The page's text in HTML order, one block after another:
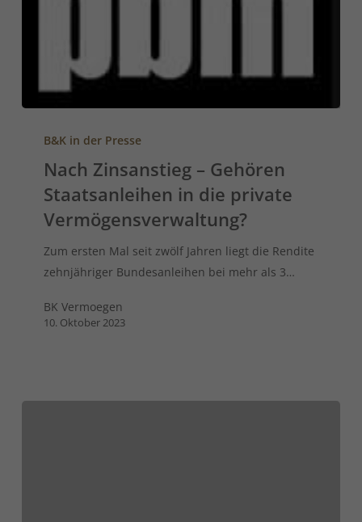
B&K in der Presse
Nach Zinsanstieg – Gehören
Staatsanleihen in die private
Vermögensverwaltung?
Zum ersten Mal seit zwölf Jahren liegt die Rendite
zehnjähriger Bundesanleihen bei mehr als 3…
BK Vermoegen
10. Oktober 2023